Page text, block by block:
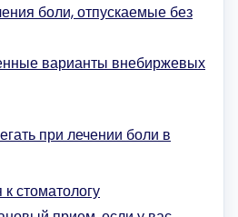
боли, отпускаемые без
варианты внебиржевых
при лечении боли в
к стоматологу